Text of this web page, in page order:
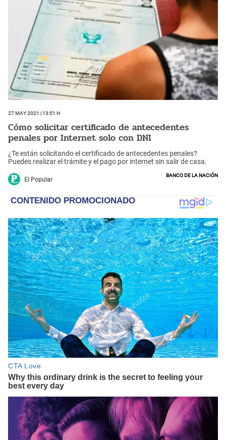
27 May 2021 | 13:51 h
Cómo solicitar certificado de antecedentes
penales por Internet solo con DNI
¿Te están solicitando el certificado de antecedentes penales?
Puedes realizar el trámite y el pago por internet sin salir de casa.
El Popular
Banco de la Nación